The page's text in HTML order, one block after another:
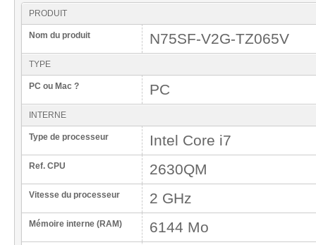
PRODUIT
Nom du produit N75SF-V2G-TZ065V
TYPE
PC ou Mac ? PC
INTERNE
Type de processeur Intel Core i7
Ref. CPU 2630QM
Vitesse du processeur 2 GHz
Mémoire interne (RAM) 6144 Mo